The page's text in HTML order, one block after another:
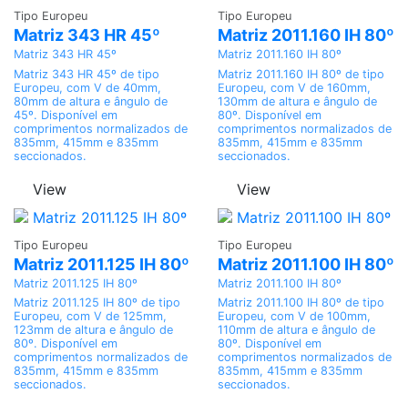
Tipo Europeu
Matriz 343 HR 45º
Matriz 343 HR 45º
Matriz 343 HR 45º de tipo
Europeu, com V de 40mm,
80mm de altura e ângulo de
45º. Disponível em
comprimentos normalizados de
835mm, 415mm e 835mm
seccionados.
View
Tipo Europeu
Matriz 2011.160 IH 80º
Matriz 2011.160 IH 80º
Matriz 2011.160 IH 80º de tipo
Europeu, com V de 160mm,
130mm de altura e ângulo de
80º. Disponível em
comprimentos normalizados de
835mm, 415mm e 835mm
seccionados.
View
Tipo Europeu
Matriz 2011.125 IH 80º
Matriz 2011.125 IH 80º
Matriz 2011.125 IH 80º de tipo
Europeu, com V de 125mm,
123mm de altura e ângulo de
80º. Disponível em
comprimentos normalizados de
835mm, 415mm e 835mm
seccionados.
Tipo Europeu
Matriz 2011.100 IH 80º
Matriz 2011.100 IH 80º
Matriz 2011.100 IH 80º de tipo
Europeu, com V de 100mm,
110mm de altura e ângulo de
80º. Disponível em
comprimentos normalizados de
835mm, 415mm e 835mm
seccionados.